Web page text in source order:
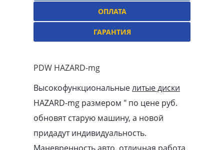
ОПЛАТА
ГАРАНТИЯ
PDW HAZARD-mg
Высокофункциональныелитые диски
HAZARD-mg размером ″ по цене руб.
обновят старую машину, а новой
придадут индивидуальность.